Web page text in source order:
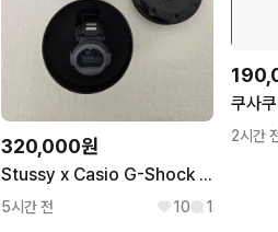
320,000원
Stussy x Casio G-Shock G-001 Jason Watch
5시간 전 10 1
2시간